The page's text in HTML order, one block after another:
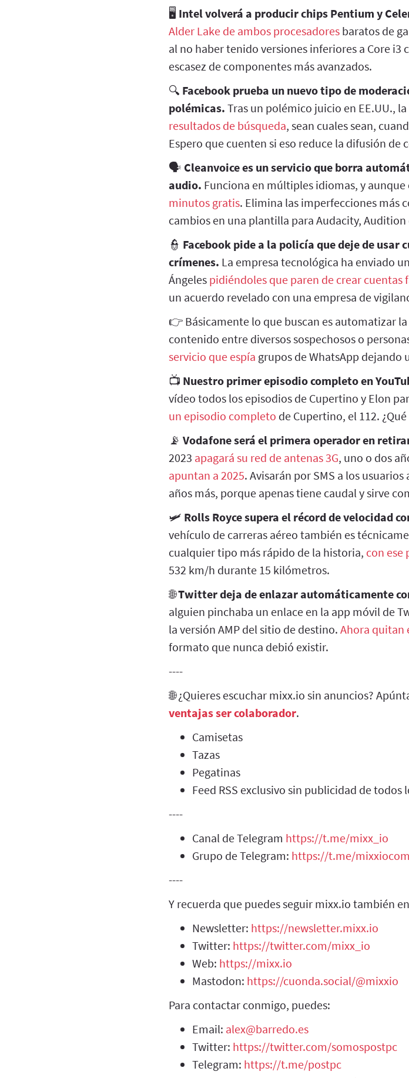
🖥️ Intel volverá a producir chips Pentium y
Alder Lake de ambos procesadores baratos de
al no haber tenido versiones inferiores a Core i3
escasez de componentes más avanzados.
🔍 Facebook prueba un nuevo tipo de
polémicas. Tras un polémico juicio en EE.UU.,
resultados de búsqueda, sean cuales sean,
Espero que cuenten si eso reduce la difusión
🗣️ Cleanvoice es un servicio que borra
audio. Funciona en múltiples idiomas, y
minutos gratis. Elimina las imperfecciones más
cambios en una plantilla para Audacity, Audition
👮 Facebook pide a la policía que deje de
crímenes. La empresa tecnológica ha enviado
Ángeles pidiéndoles que paren de crear cuentas
un acuerdo revelado con una empresa de
👉 Básicamente lo que buscan es automatizar
contenido entre diversos sospechosos o
servicio que espía grupos de WhatsApp dejando
📺 Nuestro primer episodio completo en
vídeo todos los episodios de Cupertino y Elon
un episodio completo de Cupertino, el 112.
📡 Vodafone será el primera operador en
2023 apagará su red de antenas 3G, uno o dos
apuntan a 2025. Avisarán por SMS a los
años más, porque apenas tiene caudal y sirve
🛩️ Rolls Royce supera el récord de velocidad
vehículo de carreras aéreo también es
cualquier tipo más rápido de la historia, con ese
532 km/h durante 15 kilómetros.
🌐Twitter deja de enlazar automáticamente
alguien pinchaba un enlace en la app móvil de
la versión AMP del sitio de destino. Ahora quitan
formato que nunca debió existir.
----
🌐 ¿Quieres escuchar mixx.io sin anuncios?
ventajas ser colaborador.
Camisetas
Tazas
Pegatinas
Feed RSS exclusivo sin publicidad de todos
----
Canal de Telegram https://t.me/mixx_io
Grupo de Telegram: https://t.me/
----
Y recuerda que puedes seguir mixx.io también
Newsletter: https://newsletter.mixx.io
Twitter: https://twitter.com/mixx_io
Web: https://mixx.io
Mastodon: https://cuonda.social/@mixxio
Para contactar conmigo, puedes:
Email: alex@barredo.es
Twitter: https://twitter.com/somospostpc
Telegram: https://t.me/postpc